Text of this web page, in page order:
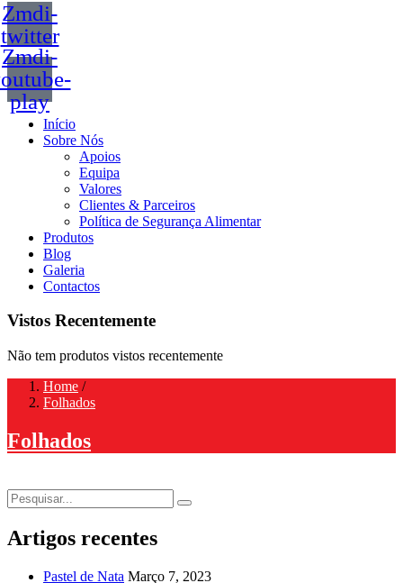
Zmdi-
twitter
Zmdi-
play
Início
Sobre Nós
Apoios
Equipa
Valores
Clientes & Parceiros
Política de Segurança Alimentar
Produtos
Blog
Galeria
Contactos
Vistos Recentemente
Não tem produtos vistos recentemente
Home /
Folhados
Folhados
Artigos recentes
Pastel de Nata Março 7, 2023